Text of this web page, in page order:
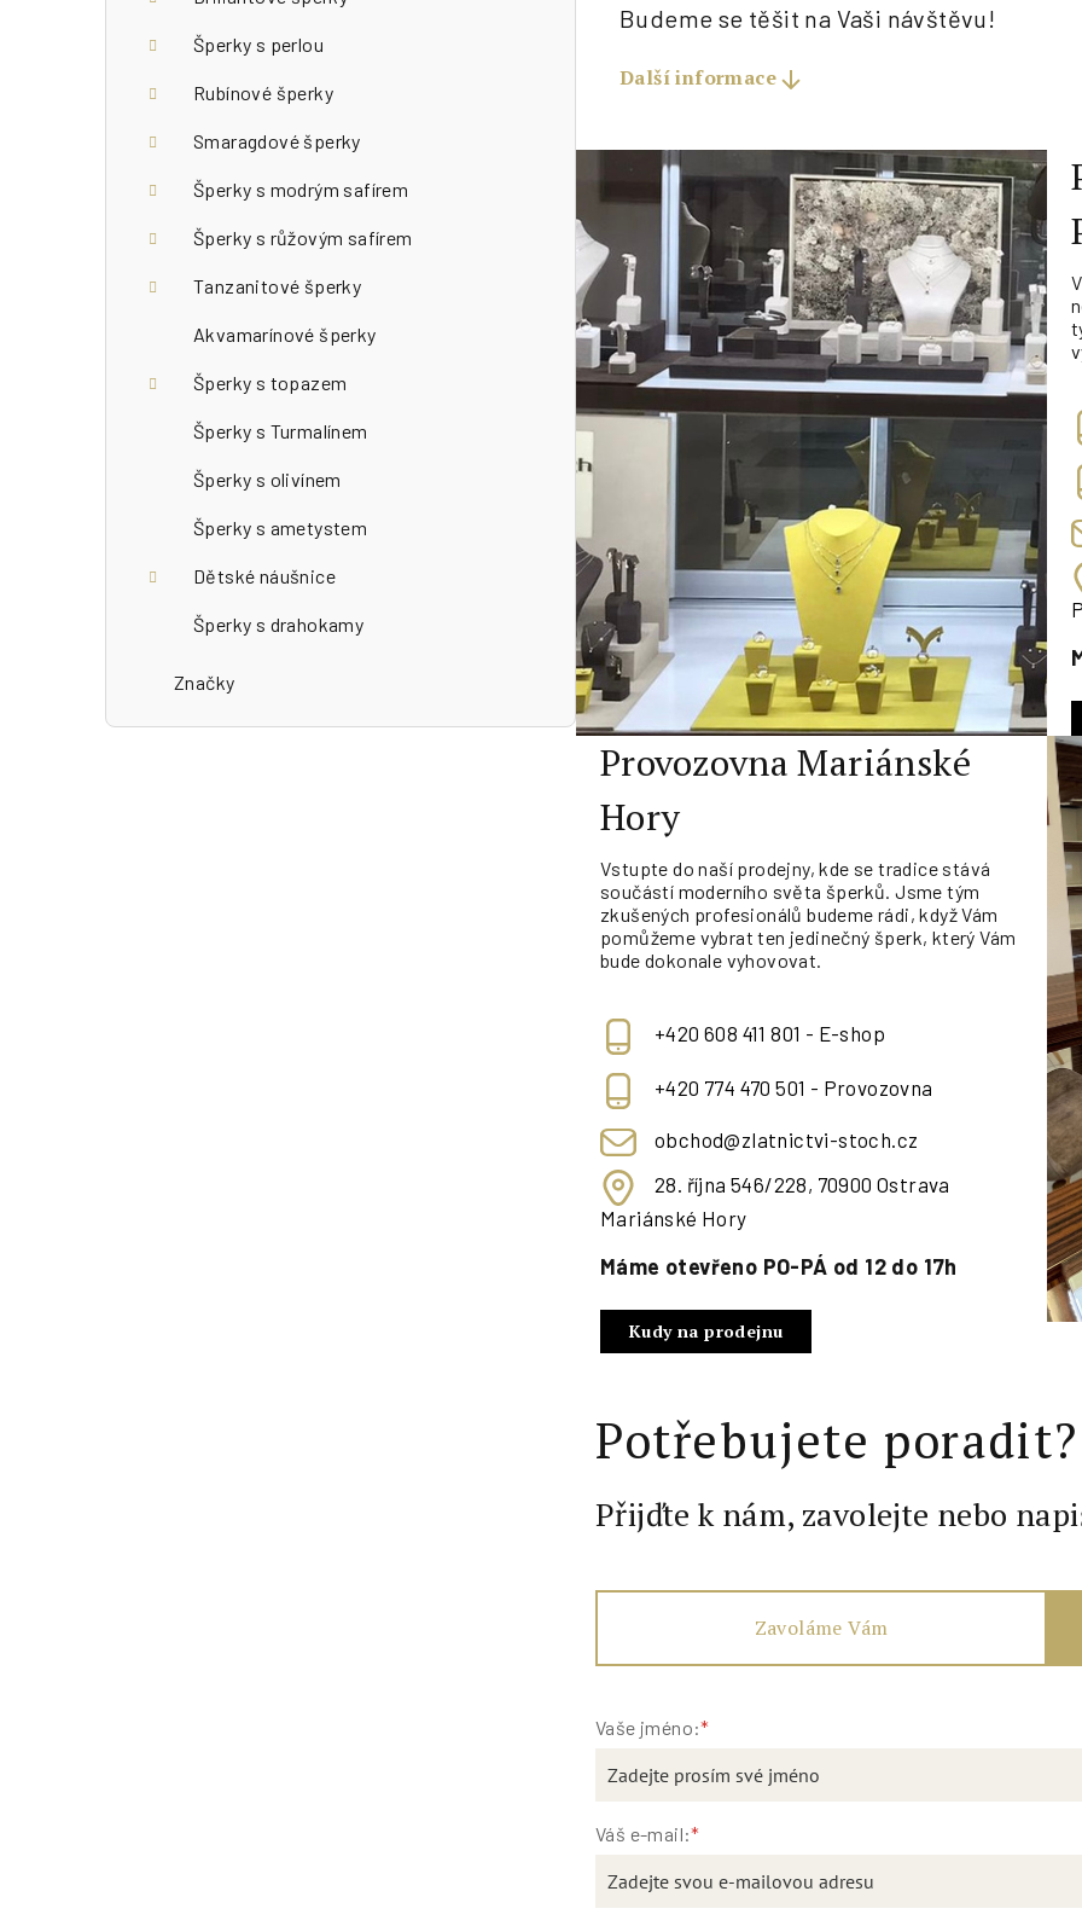
Šperky s perlou
Rubínové šperky
Smaragdové šperky
Šperky s modrým safírem
Šperky s růžovým safírem
Tanzanitové šperky
Akvamarínové šperky
Šperky s topazem
Šperky s Turmalínem
Šperky s olivínem
Šperky s ametystem
Dětské náušnice
Šperky s drahokamy
Značky
Budeme se těšit na Vaši návštěvu!
Další informace
Provozovna Mariánské
Hory
Vstupte do naší prodejny, kde se tradice stává
součástí moderního světa šperků. Jsme tým
zkušených profesionálů budeme rádi, když Vám
pomůžeme vybrat ten jedinečný šperk, který Vám
bude dokonale vyhovovat.
+420 608 411 801 - E-shop
+420 774 470 501 - Provozovna
obchod@zlatnictvi-stoch.cz
28. října 546/228, 70900 Ostrava
Mariánské Hory
Máme otevřeno PO-PÁ od 12 do 17h
Kudy na prodejnu
Potřebujete poradit?
Přijďte k nám, zavolejte nebo
Zavoláme Vám
Vaše jméno:*
Váš e-mail:*